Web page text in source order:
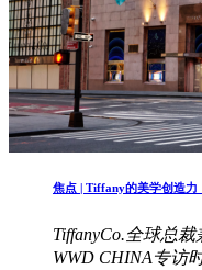
焦点 | Tiffany的美学创造力
TiffanyCo.全球总
WWD CHINA专访